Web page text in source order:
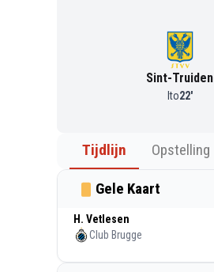
Sint-Truiden
Ito22'
Tijdlijn Opstelling
Gele Kaart
H. Vetlesen
Club Brugge